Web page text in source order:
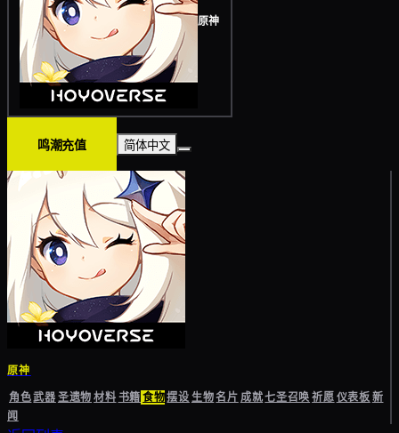
原神
鸣潮充值 简体中文
原神
角色武器圣遗物材料书籍食物摆设生物名片成就七圣召唤祈愿仪表板新
闻